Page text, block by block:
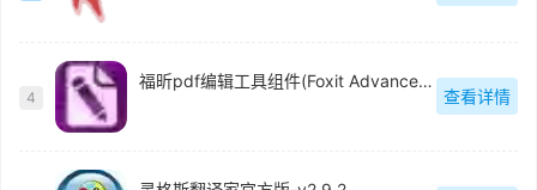
4
福昕pdf编辑工具组件(Foxit Advanced PDF Editor)中文版-v3.0.5
查看详情